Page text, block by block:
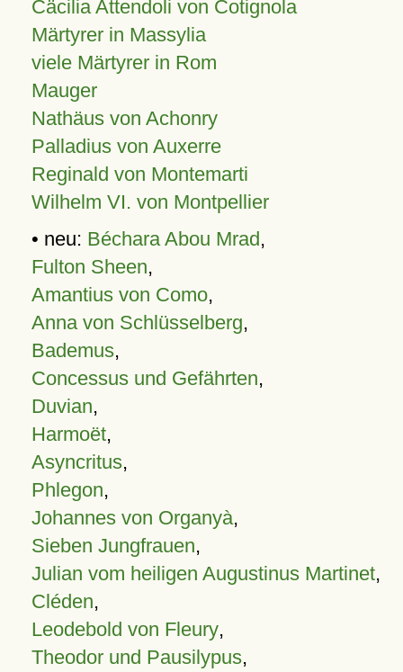
Cäcilia Attendoli von Cotignola
Märtyrer in Massylia
viele Märtyrer in Rom
Mauger
Nathäus von Achonry
Palladius von Auxerre
Reginald von Montemarti
Wilhelm VI. von Montpellier
• neu: Béchara Abou Mrad,
Fulton Sheen,
Amantius von Como,
Anna von Schlüsselberg,
Bademus,
Concessus und Gefährten,
Duvian,
Harmoët,
Asyncritus,
Phlegon,
Johannes von Organyà,
Sieben Jungfrauen,
Julian vom heiligen Augustinus Martinet,
Cléden,
Leodebold von Fleury,
Theodor und Pausilypus,